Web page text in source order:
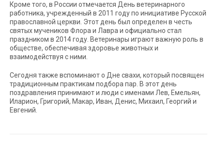
Кроме того, в России отмечается День ветеринарного
работника, учрежденный в 2011 году по инициативе Русской
православной церкви. Этот день был определен в честь
святых мучеников Флора и Лавра и официально стал
праздником в 2014 году. Ветеринары играют важную роль в
обществе, обеспечивая здоровье животных и
взаимодействуя с ними.
Сегодня также вспоминают о Дне свахи, который посвящен
традиционным практикам подбора пар. В этот день
поздравления принимают и люди с именами Лев, Емельян,
Иларион, Григорий, Макар, Иван, Денис, Михаил, Георгий и
Евгений.